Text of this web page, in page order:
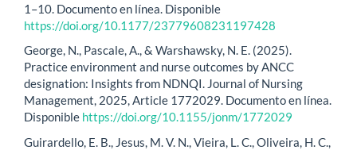
1–10. Documento en línea. Disponible
https://doi.org/10.1177/23779608231197428
George, N., Pascale, A., & Warshawsky, N. E. (2025).
Practice environment and nurse outcomes by ANCC
designation: Insights from NDNQI. Journal of Nursing
Management, 2025, Article 1772029. Documento en línea.
Disponible https://doi.org/10.1155/jonm/1772029
Guirardello, E. B., Jesus, M. V. N., Vieira, L. C., Oliveira, H. C.,